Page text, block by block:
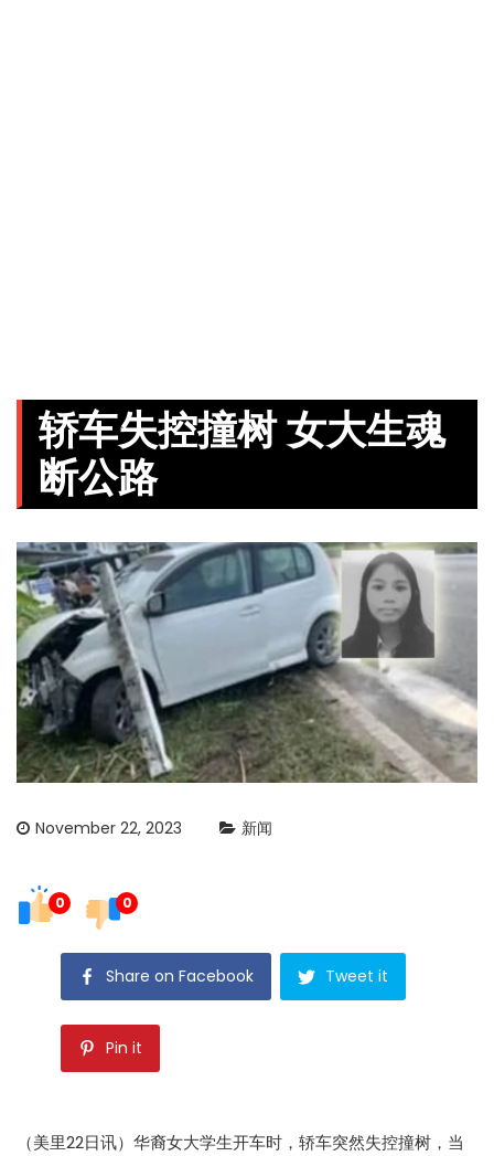
轿车失控撞树 女大生魂
断公路
November 22, 2023 新闻
0 0
Share on Facebook Tweet it
Pin it
（美里22日讯）华裔女大学生开车时，轿车突然失控撞树，当